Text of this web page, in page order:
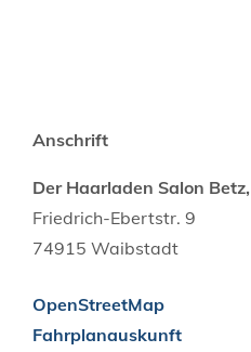
Anschrift
Der Haarladen Salon
Friedrich-Ebertstr. 9
74915 Waibstadt
OpenStreetMap
Fahrplanauskunft